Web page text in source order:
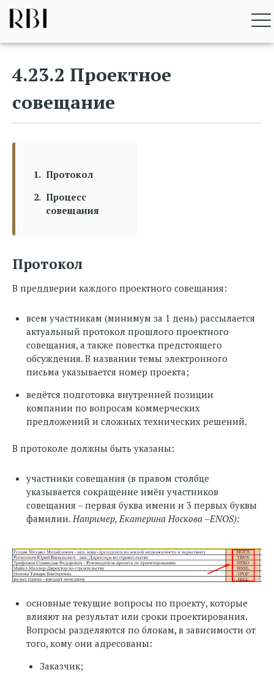
Перейти
содержимому
RBI BIM STANDARD
4.23.2 Проектное
совещание
Протокол
Процесс
совещания
Протокол
В преддверии каждого проектного совещания:
всем участникам (минимум за 1 день) рассылается
актуальный протокол прошлого проектного
совещания, а также повестка предстоящего
обсуждения. В названии темы электронного
письма указывается номер проекта;
ведётся подготовка внутренней позиции
компании по вопросам коммерческих
предложений и сложных технических решений.
В протоколе должны быть указаны:
участники совещания (в правом столбце
указывается сокращение имён участников
совещания – первая буква имени и 3 первых буквы
фамилии.Например, Екатерина Носкова –ENOS):
основные текущие вопросы по проекту, которые
влияют на результат или сроки проектирования.
Вопросы разделяются по блокам, в зависимости от
того, кому они адресованы:
Заказчик;